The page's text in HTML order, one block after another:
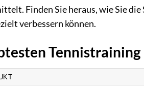
Finden Sie heraus, wie Sie
verbessern können.